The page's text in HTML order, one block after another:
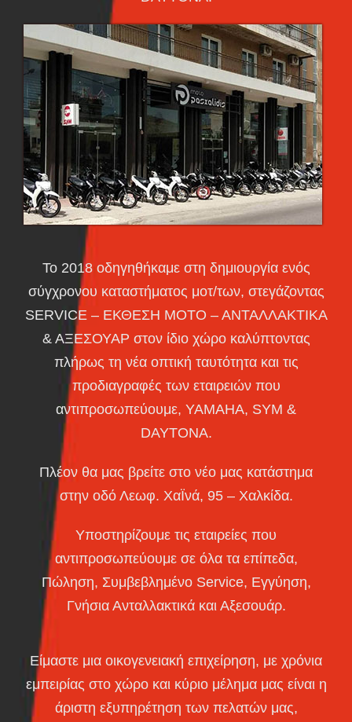
Το 2018 οδηγηθήκαμε στη δημιουργία ενός
σύγχρονου καταστήματος μοτ/των, στεγάζοντας
SERVICE – ΕΚΘΕΣΗ ΜΟΤΟ – ΑΝΤΑΛΛΑΚΤΙΚΑ
& ΑΞΕΣΟΥΑΡ στον ίδιο χώρο καλύπτοντας
πλήρως τη νέα οπτική ταυτότητα και τις
προδιαγραφές των εταιρειών που
αντιπροσωπεύουμε, ΥΑΜΑΗΑ, SYM &
DAYTONA.
Πλέον θα μας βρείτε στο νέο μας κατάστημα
στην οδό Λεωφ. ΧαΪνά, 95 – Χαλκίδα.
Yποστηρίζουμε τις εταιρείες που
αντιπροσωπεύουμε σε όλα τα επίπεδα,
Πώληση, Συμβεβλημένο Service, Εγγύηση,
Γνήσια Ανταλλακτικά και Αξεσουάρ.
Είμαστε μια οικογενειακή επιχείρηση, με χρόνια
εμπειρίας στο χώρο και κύριο μέλημα μας είναι η
άριστη εξυπηρέτηση των πελατών μας,